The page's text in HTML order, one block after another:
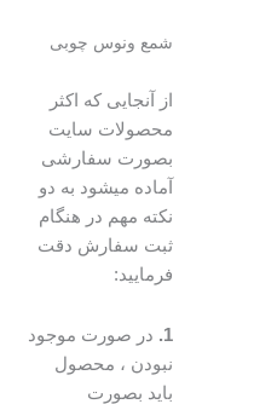
بود.
شمع ونوس چوبی
از آنجایی که اکثر
محصولات سایت
بصورت سفارشی
آماده میشود به دو
نکته مهم در هنگام
ثبت سفارش دقت
فرمایید:
در صورت موجود
نبودن ، محصول
باید بصورت